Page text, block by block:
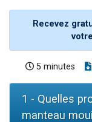
Recevez
5 minutes
1 - Quelles
manteau